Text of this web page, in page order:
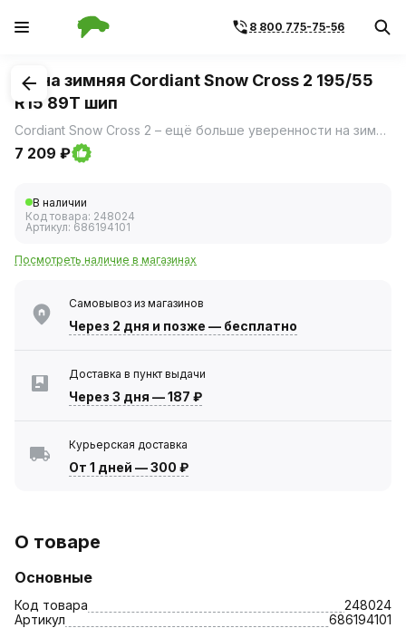
8 800 775-75-56
1/3
Шина зимняя Cordiant Snow Cross 2 195/55
R15 89T шип
Cordiant Snow Cross 2 – ещё больше уверенности на зимней дороге вне зависимости от типа и состояния дорог.
7 209 ₽
В наличии
Код товара: 248024
Артикул: 686194101
Посмотреть наличие в магазинах
Самовывоз из магазинов
Через 2 дня и позже — бесплатно
Доставка в пункт выдачи
Через 3 дня —187 ₽
Курьерская доставка
От 1 дней —300 ₽
О товаре
Основные
Код товара
248024
Артикул
686194101